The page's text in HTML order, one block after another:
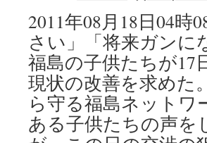
2011年08月18日04
さい」「将来ガン
福島の子供たちが17
現状の改善を求めた
ら守る福島ネットワ
ある子供たちの声を